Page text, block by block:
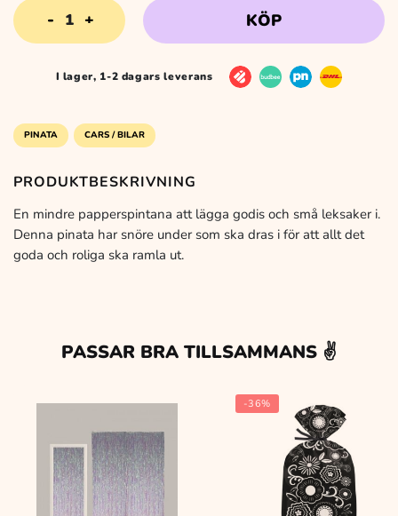
Cars
/
Bilar
KÖP
I lager, 1-2 dagars leverans
PINATA CARS / BILAR
PRODUKTBESKRIVNING
En mindre papperspintana att lägga godis och små leksaker i.
Denna pinata har snöre under som ska dras i för att allt det
goda och roliga ska ramla ut.
PASSAR BRA TILLSAMMANS ✌️
-36%